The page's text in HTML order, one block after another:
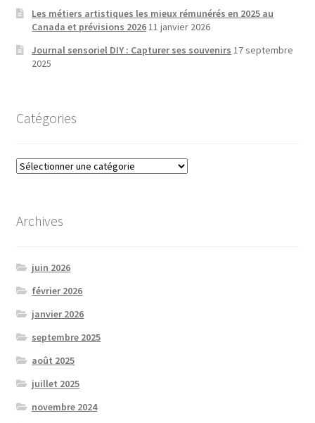
Les métiers artistiques les mieux rémunérés en 2025 au
Canada et prévisions 202611 janvier 2026
Journal sensoriel DIY : Capturer ses souvenirs 17 septembre
2025
Catégories
Catégories
Archives
juin 2026
février 2026
janvier 2026
septembre 2025
août 2025
juillet 2025
novembre 2024